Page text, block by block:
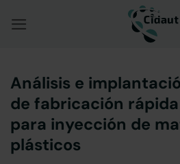
Análisis e
de fabricación
para inyección de
plásticos